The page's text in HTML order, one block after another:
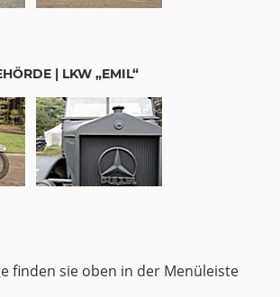
| LKW „EMIL“
finden sie oben in der Menüleiste